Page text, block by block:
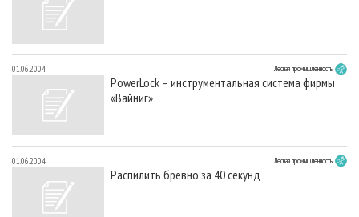
01.06.2004 Лесная промышленность
PowerLock – инструментальная система фирмы
«Вайниг»
01.06.2004 Лесная промышленность
Распилить бревно за 40 секунд